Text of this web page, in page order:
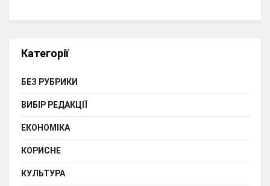
Категорії
БЕЗ РУБРИКИ
ВИБІР РЕДАКЦІЇ
ЕКОНОМІКА
КОРИСНЕ
КУЛЬТУРА